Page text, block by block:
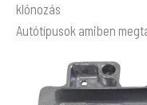
klónozás
Autótípusok amiben